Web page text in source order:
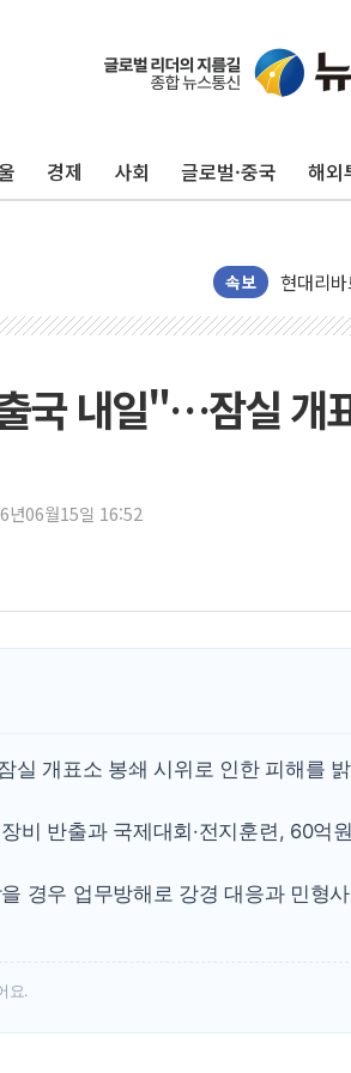
경제 사회 글로벌·중국 해외
속보
트럼프
트럼프 "
"세금 부
세금 부
뉴욕증
이란,
[민주
李대통
[오늘
이란, 美
유럽증
리투아
뉴욕증
김정관
뉴욕증
청와대
국 내일"…잠실 개
년06월15일 16:52
실 개표소 봉쇄 시위로 인한 피해를
비 반출과 국제대회·전지훈련, 60억
경우 업무방해로 강경 대응과 민형
요.